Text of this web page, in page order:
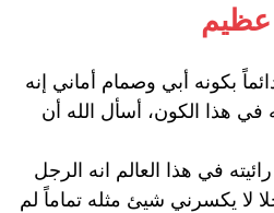
عظيم
بكونه أبي وصمام أماني إنه
هذا الكون، أسأل الله أن
في هذا العالم انه الرجل
لا يكسرني شيئ مثله تماماً لم